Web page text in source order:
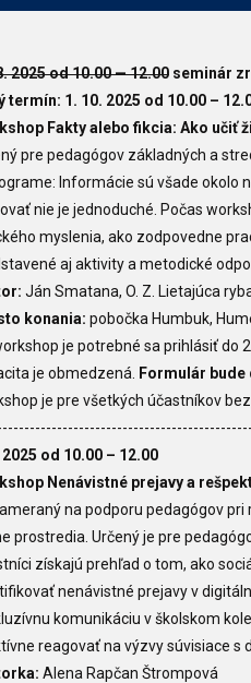
2025 od 10.00 — 12.00 seminár
termín: 1. 10. 2025 od 10.00 –
Fakty alebo fikcia: Ako učiť
pre pedagógov základných a
Informácie sú všade okolo
nie je jednoduché. Počas
myslenia, ako zodpovedne
aj aktivity a metodické
Ján Smatana, O. Z. Lietajúca
konania: pobočka Humbuk,
je potrebné sa prihlásiť do
je obmedzená.
Formulár bude
je pre všetkých účastníkov
od 10.00 – 12.00
Nenávistné prejavy a
na podporu pedagógov
prostredia. Určený je pre
získajú prehľad o tom, ako
nenávistné prejavy v
komunikáciu v školskom
reagovať na výzvy súvisiace s
Alena Rapčan Štrompová